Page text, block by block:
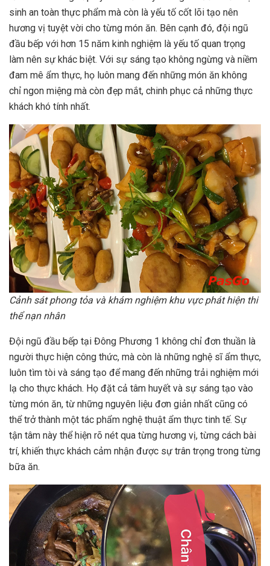
sinh an toàn thực phẩm mà còn là yếu tố cốt lõi tạo nên
hương vị tuyệt vời cho từng món ăn. Bên cạnh đó, đội ngũ
đầu bếp với hơn 15 năm kinh nghiệm là yếu tố quan trọng
làm nên sự khác biệt. Với sự sáng tạo không ngừng và niềm
đam mê ẩm thực, họ luôn mang đến những món ăn không
chỉ ngon miệng mà còn đẹp mắt, chinh phục cả những thực
khách khó tính nhất.
Cảnh sát phong tỏa và khám nghiệm khu vực phát hiện thi
thể nạn nhân
Đội ngũ đầu bếp tại Đông Phương 1 không chỉ đơn thuần là
người thực hiện công thức, mà còn là những nghệ sĩ ẩm thực,
luôn tìm tòi và sáng tạo để mang đến những trải nghiệm mới
lạ cho thực khách. Họ đặt cả tâm huyết và sự sáng tạo vào
từng món ăn, từ những nguyên liệu đơn giản nhất cũng có
thể trở thành một tác phẩm nghệ thuật ẩm thực tinh tế. Sự
tận tâm này thể hiện rõ nét qua từng hương vị, từng cách bài
trí, khiến thực khách cảm nhận được sự trân trọng trong từng
bữa ăn.